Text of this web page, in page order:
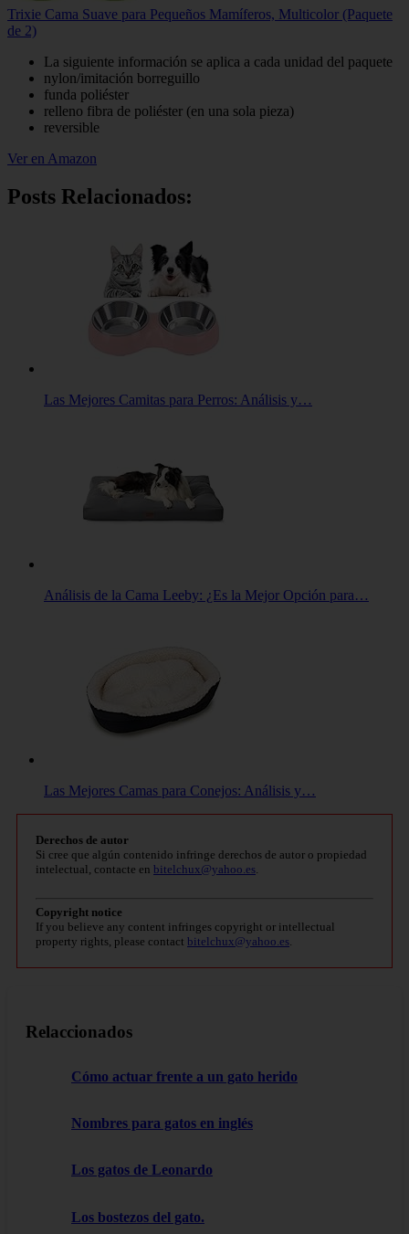
Trixie Cama Suave para Pequeños Mamíferos, Multicolor (Paquete
de 2)
La siguiente información se aplica a cada unidad del paquete
nylon/imitación borreguillo
funda poliéster
relleno fibra de poliéster (en una sola pieza)
reversible
Ver en Amazon
Posts Relacionados:
Las Mejores Camitas para Perros: Análisis y…
Análisis de la Cama Leeby: ¿Es la Mejor Opción para…
Las Mejores Camas para Conejos: Análisis y…
Derechos de autor
Si cree que algún contenido infringe derechos de autor o propiedad
intelectual, contacte en bitelchux@yahoo.es.
Copyright notice
If you believe any content infringes copyright or intellectual
property rights, please contact bitelchux@yahoo.es.
Relaccionados
Cómo actuar frente a un gato herido
Nombres para gatos en inglés
Los gatos de Leonardo
Los bostezos del gato.